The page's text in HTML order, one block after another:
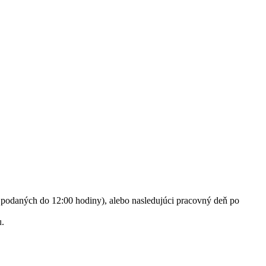
do 12:00 hodiny), alebo nasledujúci pracovný deň po